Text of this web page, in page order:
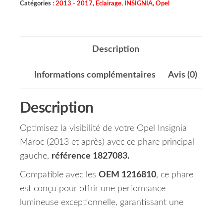
Catégories : 2013 - 2017, Eclairage, INSIGNIA, Opel
Description
Informations complémentaires Avis (0)
Description
Optimisez la visibilité de votre Opel Insignia
Maroc (2013 et après) avec ce phare principal
gauche, référence 1827083.
Compatible avec les OEM 1216810, ce phare
est conçu pour offrir une performance
lumineuse exceptionnelle, garantissant une